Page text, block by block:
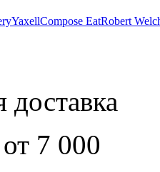
YaxellCompose EatRobert
доставка
7 000